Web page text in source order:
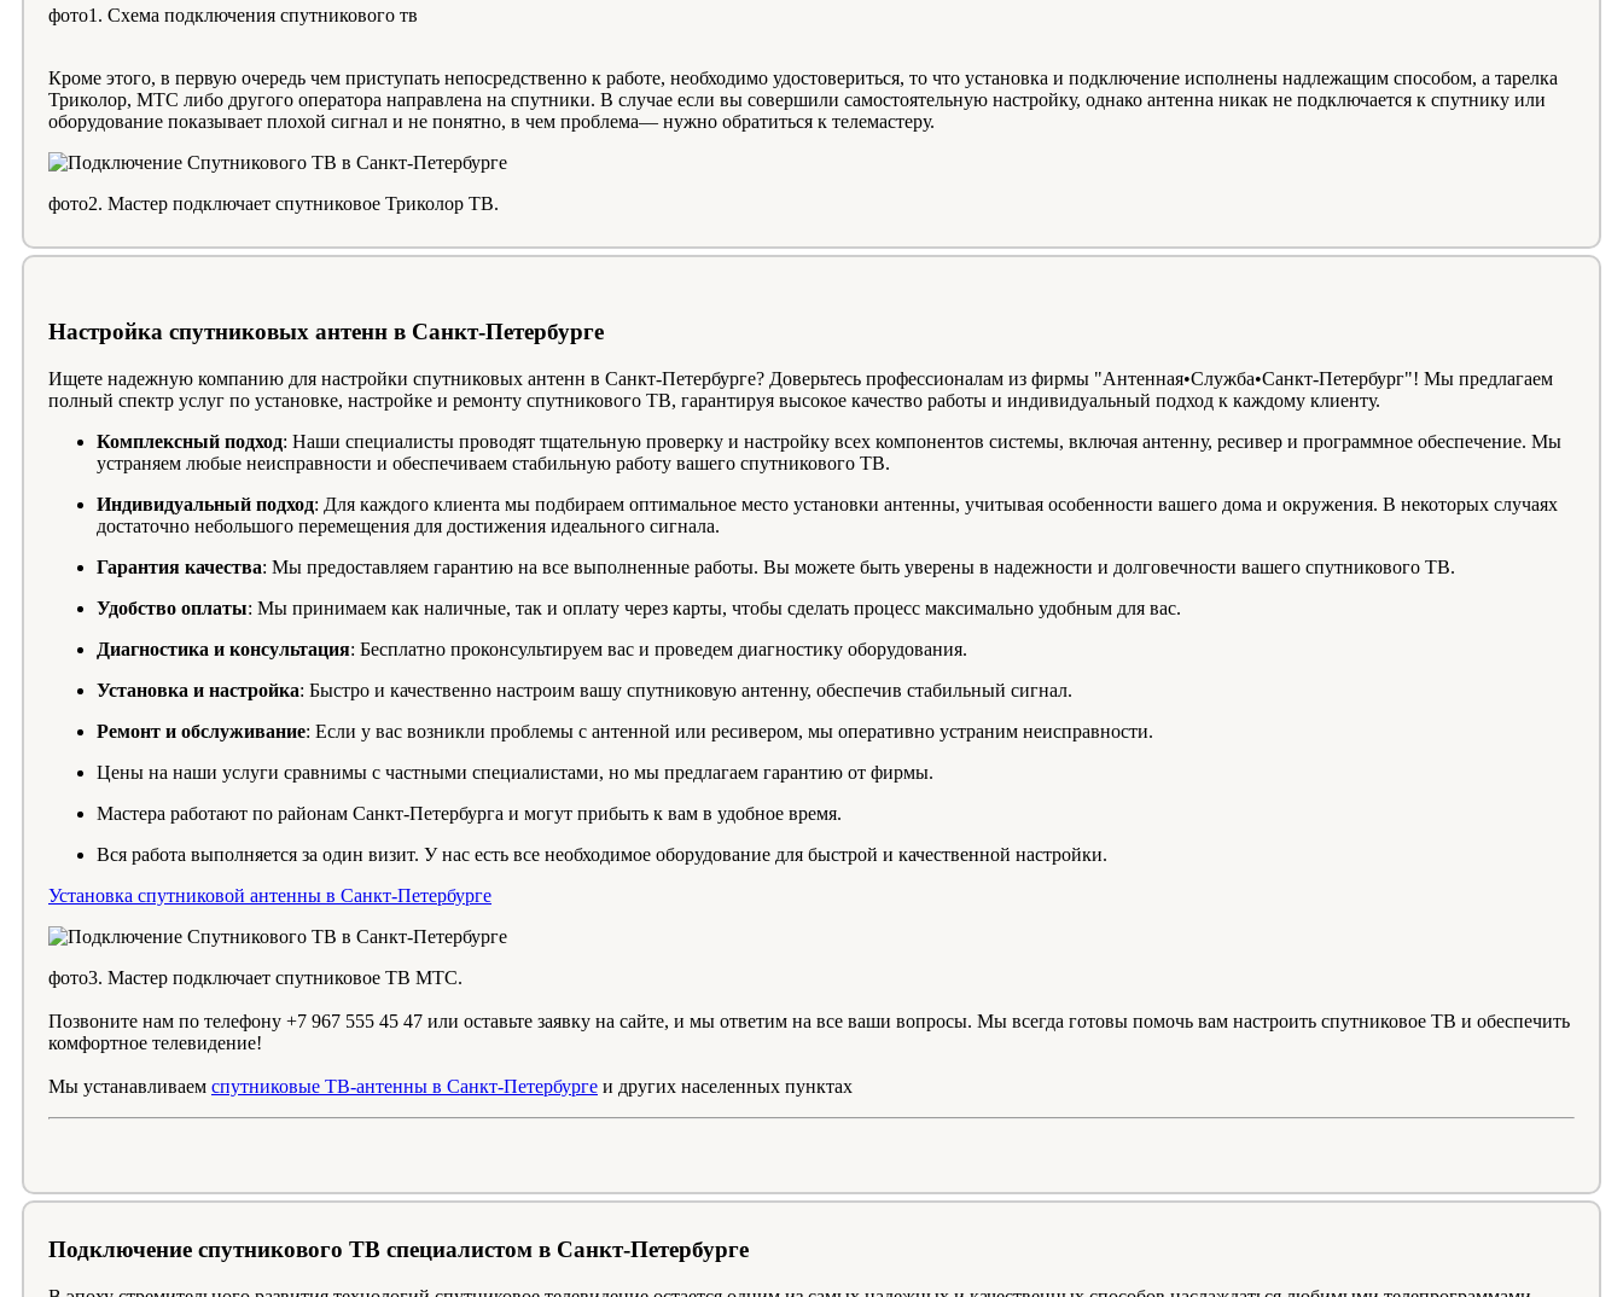
фото1. Схема подключения спутникового тв
Кроме этого, в первую очередь чем приступать непосредственно к работе, необходимо удостовериться, то что установка и подключение исполнены надлежащим способом, а тарелка
Триколор, МТС либо другого оператора направлена на спутники. В случае если вы совершили самостоятельную настройку, однако антенна никак не подключается к спутнику или
оборудование показывает плохой сигнал и не понятно, в чем проблема— нужно обратиться к телемастеру.
фото2. Мастер подключает спутниковое Триколор ТВ.
Настройка спутниковых антенн в Санкт-Петербурге
Ищете надежную компанию для настройки спутниковых антенн в Санкт-Петербурге? Доверьтесь профессионалам из фирмы "Антенная•Служба•Санкт-Петербург"! Мы предлагаем
полный спектр услуг по установке, настройке и ремонту спутникового ТВ, гарантируя высокое качество работы и индивидуальный подход к каждому клиенту.
Комплексный подход: Наши специалисты проводят тщательную проверку и настройку всех компонентов системы, включая антенну, ресивер и программное обеспечение. Мы
устраняем любые неисправности и обеспечиваем стабильную работу вашего спутникового ТВ.
Индивидуальный подход: Для каждого клиента мы подбираем оптимальное место установки антенны, учитывая особенности вашего дома и окружения. В некоторых случаях
достаточно небольшого перемещения для достижения идеального сигнала.
Гарантия качества: Мы предоставляем гарантию на все выполненные работы. Вы можете быть уверены в надежности и долговечности вашего спутникового ТВ.
Удобство оплаты: Мы принимаем как наличные, так и оплату через карты, чтобы сделать процесс максимально удобным для вас.
Диагностика и консультация: Бесплатно проконсультируем вас и проведем диагностику оборудования.
Установка и настройка: Быстро и качественно настроим вашу спутниковую антенну, обеспечив стабильный сигнал.
Ремонт и обслуживание: Если у вас возникли проблемы с антенной или ресивером, мы оперативно устраним неисправности.
Цены на наши услуги сравнимы с частными специалистами, но мы предлагаем гарантию от фирмы.
Мастера работают по районам Санкт-Петербурга и могут прибыть к вам в удобное время.
Вся работа выполняется за один визит. У нас есть все необходимое оборудование для быстрой и качественной настройки.
Установка спутниковой антенны в Санкт-Петербурге
фото3. Мастер подключает спутниковое ТВ МТС.
Позвоните нам по телефону +7 967 555 45 47 или оставьте заявку на сайте, и мы ответим на все ваши вопросы. Мы всегда готовы помочь вам настроить спутниковое ТВ и обеспечить
комфортное телевидение!
Мы устанавливаем спутниковые ТВ-антенны в Санкт-Петербурге и других населенных пунктах
Подключение спутникового ТВ специалистом в Санкт-Петербурге